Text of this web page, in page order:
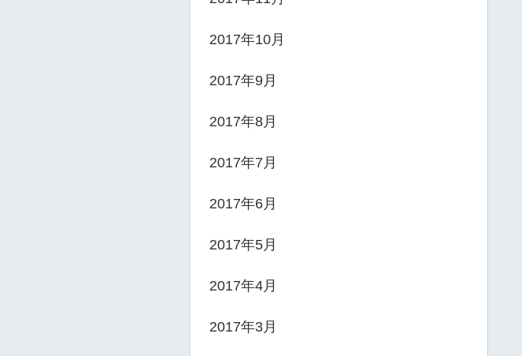
2017年10月
2017年9月
2017年8月
2017年7月
2017年6月
2017年5月
2017年4月
2017年3月